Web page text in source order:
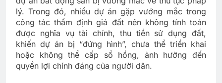
lý. Trong đó, nhiều dự án gặp vướng mắc trong
công tác thẩm định giá đất nên không tính toán
được nghĩa vụ tài chính, thu tiền sử dụng đất,
khiến dự án bị “đứng hình”, chưa thể triển khai
hoặc không thể cấp sổ hồng, ảnh hưởng đến
quyền lợi chính đáng của người dân.